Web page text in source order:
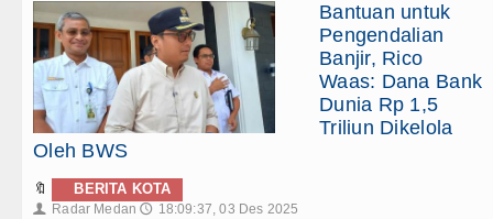
Bantuan untuk
Pengendalian
Banjir, Rico
Waas: Dana Bank
Dunia Rp 1,5
Triliun Dikelola
Oleh BWS
🔖 BERITA KOTA
👤 Radar Medan 🕔 18:09:37, 03 Des 2025